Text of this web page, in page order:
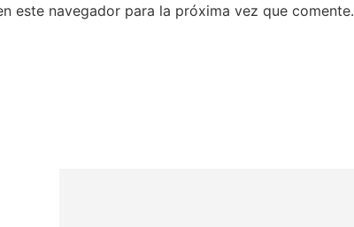
este navegador para la próxima vez que comente.